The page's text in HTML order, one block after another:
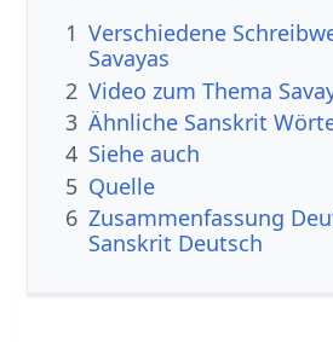
1 Verschiedene
Savayas
2 Video zum Thema
3 Ähnliche Sanskrit
4 Siehe auch
5 Quelle
6 Zusammenfassung
Sanskrit Deutsch